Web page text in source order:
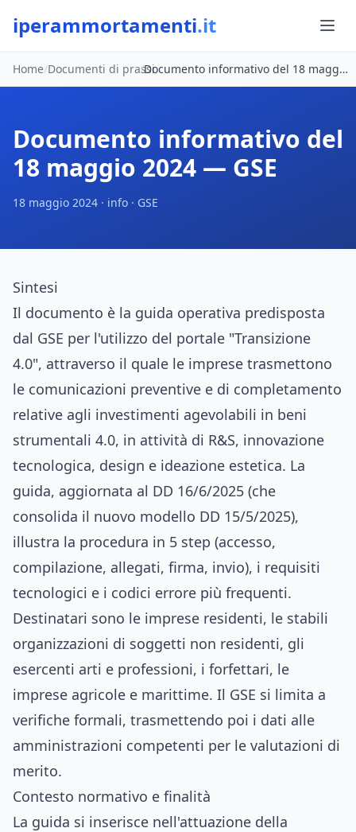
iperammortamenti.it
Home/Documenti di prassi
/ Documento informativo del 18 maggio 2024 — GSE
Documento informativo del
18 maggio 2024 — GSE
18 maggio 2024 · info · GSE
Sintesi
Il documento è la guida operativa predisposta
dal GSE per l'utilizzo del portale "Transizione
4.0", attraverso il quale le imprese trasmettono
le comunicazioni preventive e di completamento
relative agli investimenti agevolabili in beni
strumentali 4.0, in attività di R&S, innovazione
tecnologica, design e ideazione estetica. La
guida, aggiornata al DD 16/6/2025 (che
consolida il nuovo modello DD 15/5/2025),
illustra la procedura in 5 step (accesso,
compilazione, allegati, firma, invio), i requisiti
tecnologici e i codici errore più frequenti.
Destinatari sono le imprese residenti, le stabili
organizzazioni di soggetti non residenti, gli
esercenti arti e professioni, i forfettari, le
imprese agricole e marittime. Il GSE si limita a
verifiche formali, trasmettendo poi i dati alle
amministrazioni competenti per le valutazioni di
merito.
Contesto normativo e finalità
La guida si inserisce nell'attuazione della